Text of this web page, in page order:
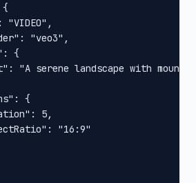
{
"VIDEO",
"veo3",
{
"A serene landscape with
{
5,
"16:9"